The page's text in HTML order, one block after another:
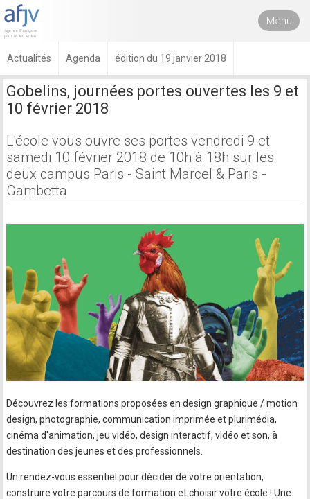
Menu
Actualités Agenda édition du 19 janvier 2018
Gobelins, journées portes ouvertes les 9 et
10 février 2018
L'école vous ouvre ses portes vendredi 9 et
samedi 10 février 2018 de 10h à 18h sur les
deux campus Paris - Saint Marcel & Paris -
Gambetta
Découvrez les formations proposées en design graphique / motion
design, photographie, communication imprimée et plurimédia,
cinéma d'animation, jeu vidéo, design interactif, vidéo et son, à
destination des jeunes et des professionnels.
Un rendez-vous essentiel pour décider de votre orientation,
construire votre parcours de formation et choisir votre école ! Une